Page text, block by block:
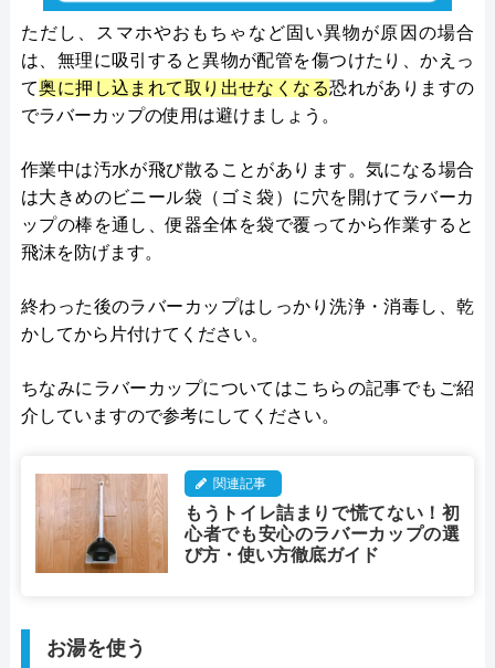
ただし、スマホやおもちゃなど固い異物が原因の場合
は、無理に吸引すると異物が配管を傷つけたり、かえっ
て奥に押し込まれて取り出せなくなる恐れがありますの
でラバーカップの使用は避けましょう​。
作業中は汚水が飛び散ることがあります。気になる場合
は大きめのビニール袋（ゴミ袋）に穴を開けてラバーカ
ップの棒を通し、便器全体を袋で覆ってから作業すると
飛沫を防げます​。
終わった後のラバーカップはしっかり洗浄・消毒し、乾
かしてから片付けてください。
ちなみにラバーカップについてはこちらの記事でもご紹
介していますので参考にしてください。
関連記事
もうトイレ詰まりで慌てない！初
心者でも安心のラバーカップの選
び方・使い方徹底ガイド
お湯を使う